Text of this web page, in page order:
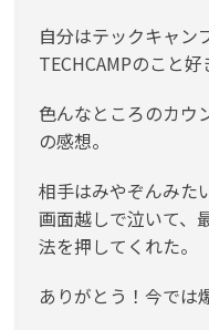
自分はテックキャン
TECHCAMPのこと好
色んなところのカウ
の感想。
相手はみやぞんみた
画面越しで泣いて、
法を押してくれた。
ありがとう！今では